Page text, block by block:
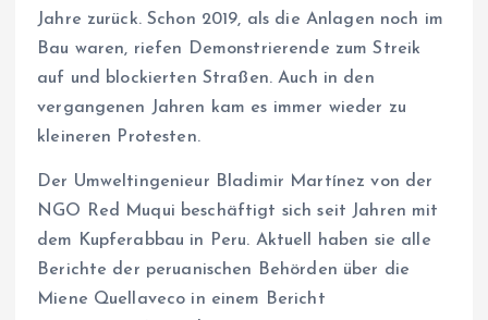
Jahre zurück. Schon 2019, als die Anlagen noch im
Bau waren, riefen Demonstrierende zum Streik
auf und blockierten Straßen. Auch in den
vergangenen Jahren kam es immer wieder zu
kleineren Protesten.
Der Umweltingenieur Bladimir Martínez von der
NGO Red Muqui beschäftigt sich seit Jahren mit
dem Kupferabbau in Peru. Aktuell haben sie alle
Berichte der peruanischen Behörden über die
Miene Quellaveco in einem Bericht